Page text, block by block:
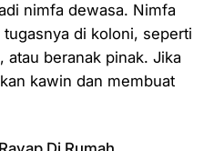
nimfa dewasa. Nimfa
di koloni, seperti
atau beranak pinak. Jika
kawin dan membuat